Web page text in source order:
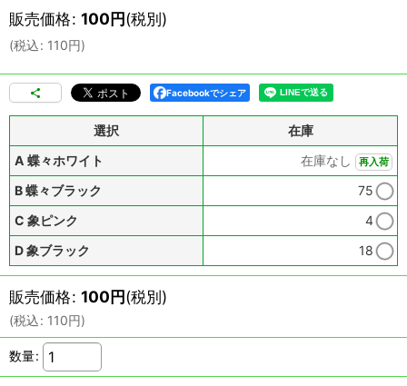
販売価格: 100円(税別)
(税込: 110円)
Facebookでシェア
選択
在庫
A 蝶々ホワイト
在庫なし 再入荷
B 蝶々ブラック
75
C 象ピンク
4
D 象ブラック
18
販売価格: 100円(税別)
(税込: 110円)
数量: